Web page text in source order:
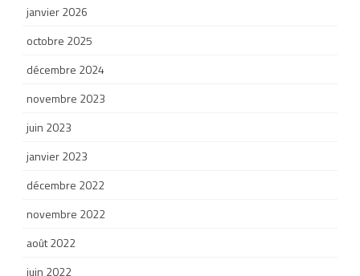
janvier 2026
octobre 2025
décembre 2024
novembre 2023
juin 2023
janvier 2023
décembre 2022
novembre 2022
août 2022
juin 2022